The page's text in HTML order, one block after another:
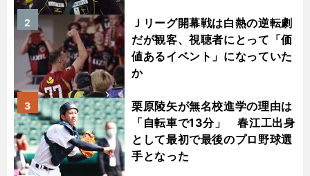
Ｊリーグ開幕戦は白熱の逆転劇
だが観客、視聴者にとって「価
値あるイベント」になっていた
か
2
栗原陵矢が無名校進学の理由は
「自転車で13分」 春江工出身
として最初で最後のプロ野球選
手となった
3